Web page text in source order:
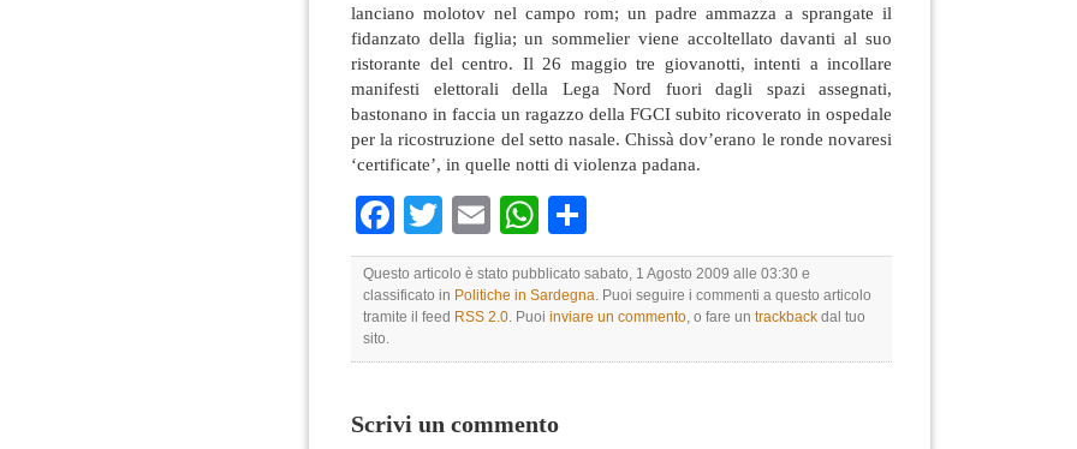
lanciano molotov nel campo rom; un padre ammazza a sprangate il
fidanzato della figlia; un sommelier viene accoltellato davanti al suo
ristorante del centro. Il 26 maggio tre giovanotti, intenti a incollare
manifesti elettorali della Lega Nord fuori dagli spazi assegnati,
bastonano in faccia un ragazzo della FGCI subito ricoverato in ospedale
per la ricostruzione del setto nasale. Chissà dov’erano le ronde novaresi
‘certificate’, in quelle notti di violenza padana.
Facebook
TwitterEmailWhatsApp
Questo articolo è stato pubblicato sabato, 1 Agosto 2009 alle 03:30 e
classificato in Politiche in Sardegna. Puoi seguire i commenti a questo articolo
tramite il feed RSS 2.0. Puoi inviare un commento, o fare un trackback dal tuo
sito.
Scrivi un commento